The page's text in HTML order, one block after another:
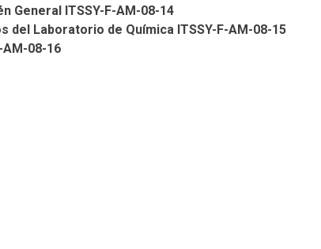
General ITSSY-F-AM-08-14
del Laboratorio de Química ITSSY-F-AM-08-15
08-16